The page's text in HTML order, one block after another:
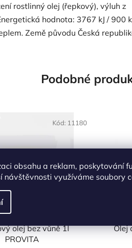
obsahu a reklam, poskytování
návštěvnosti využíváme soubory
rostlinný olej (řepkový), výluh z
hodnota: 3767 kJ / 900
Země původu Česká
Podobné
olej bez vůně 1l
PROVITA
Kód: 11180
Olej